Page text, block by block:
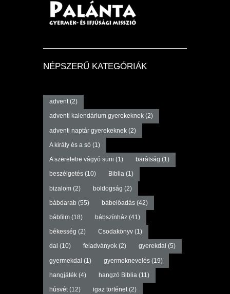
NÉPSZERŰ KATEGÓRIÁK
advent(2)
adventi kalendárium gyerekeknek(2)
adventi naptár gyerekeknek(2)
A király és a só (1)
A szeretetre vágyó süni (1) barátság (1)
beszélgetés(10) Biblia(1)
bizalom(2) boldogság (2)
bábdarab (55) bábelőadás(42)
bábfilm(18) bábszínház(41)
békesség (2) Csodakönyv(1)
dal (10) feladványok(2) gyerekdal (5)
gyermekdal (1) gyermeknevelés(19)
hangjáték(4) hangzó Biblia(11)
húsvét(12) igaz történet(2)